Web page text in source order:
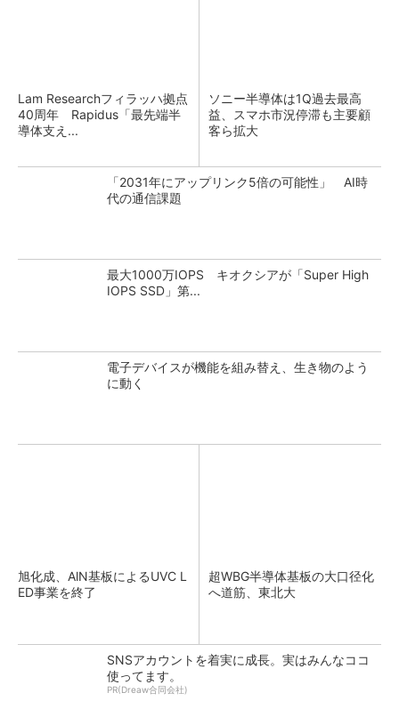
Lam Researchフィラッハ拠点
40周年 Rapidus「最先端半
導体支え...
ソニー半導体は1Q過去最高
益、スマホ市況停滞も主要顧
客ら拡大
「2031年にアップリンク5倍の可能性」 AI時
代の通信課題
最大1000万IOPS キオクシアが「Super High
IOPS SSD」第...
電子デバイスが機能を組み替え、生き物のよう
に動く
旭化成、AlN基板によるUVC L
ED事業を終了
超WBG半導体基板の大口径化
へ道筋、東北大
SNSアカウントを着実に成長。実はみんなココ
使ってます。
PR(Dreaw合同会社)